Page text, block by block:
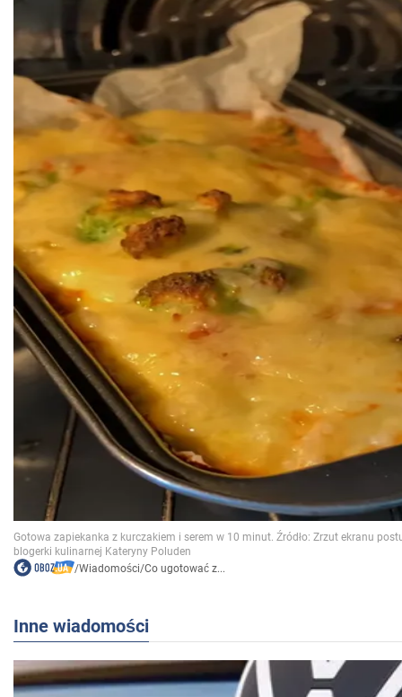
/Wiadomości/Co ugotować z...
Inne wiadomości